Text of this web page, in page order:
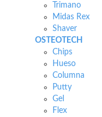
Trimano
Midas Rex
Shaver
OSTEOTECH
Chips
Hueso
Columna
Putty
Gel
Flex